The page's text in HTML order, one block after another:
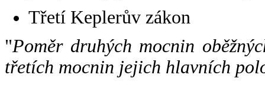
Třetí Keplerův zákon
"Poměr druhých mocnin
třetích mocnin jejich hlavních